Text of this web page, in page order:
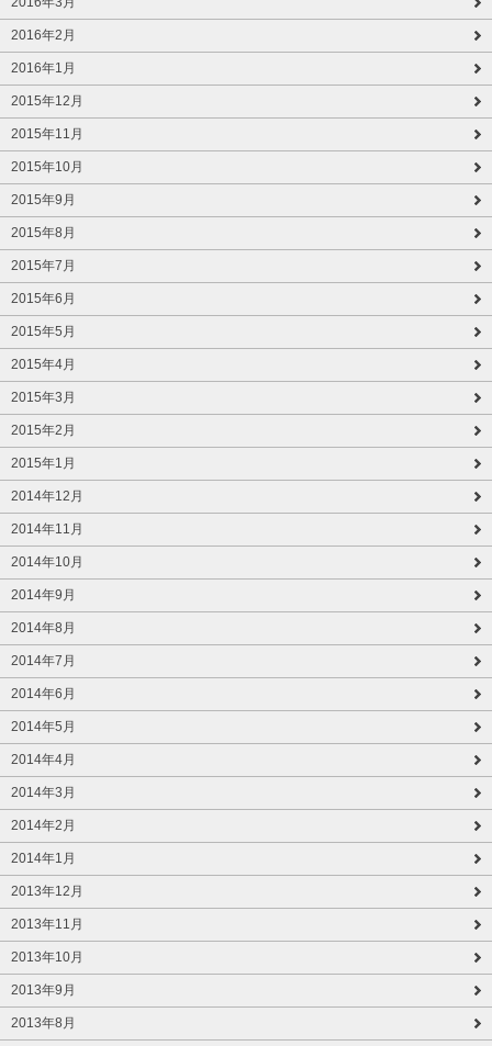
2016年2月
2016年1月
2015年12月
2015年11月
2015年10月
2015年9月
2015年8月
2015年7月
2015年6月
2015年5月
2015年4月
2015年3月
2015年2月
2015年1月
2014年12月
2014年11月
2014年10月
2014年9月
2014年8月
2014年7月
2014年6月
2014年5月
2014年4月
2014年3月
2014年2月
2014年1月
2013年12月
2013年11月
2013年10月
2013年9月
2013年8月